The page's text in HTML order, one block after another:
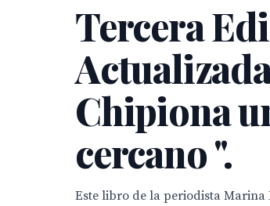
Tercera
Chipiona
cercano ".
Este libro de la periodista